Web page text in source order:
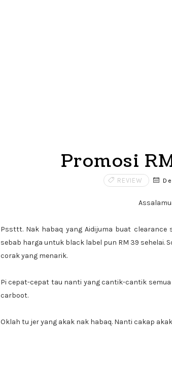
Promosi
REVIEW
Pssttt. Nak habaq yang Aidijuma buat
sebab harga untuk black label pun RM 39 sehelai.
corak yang menarik.
Pi cepat-cepat tau nanti yang cantik-cantik
carboot.
Oklah tu jer yang akak nak habaq. Nanti cakap